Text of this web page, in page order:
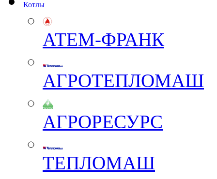
Котлы
АТЕМ-ФРАНК
АГРОТЕПЛОМАШ
АГРОРЕСУРС
ТЕПЛОМАШ